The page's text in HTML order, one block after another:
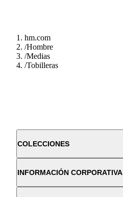
hm.com
/Hombre
/Medias
/Tobilleras
COLECCIONES
INFORMACIÓN CORPORATIVA